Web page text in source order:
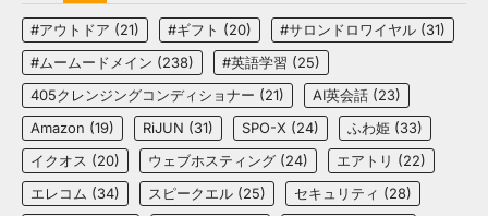
#アウトドア (21) #ギフト (20) #サロンドロワイヤル (31)
#ムームードメイン (238) #英語学習 (25)
405クレンジングコンディショナー (21) AI英会話 (23)
Amazon (19) RiJUN (31) SPO-X (24) ふわ姫 (33)
イクオス (20) ウェブホスティング (24) エアトリ (22)
エレコム (34) スピークエル (25) セキュリティ (28)